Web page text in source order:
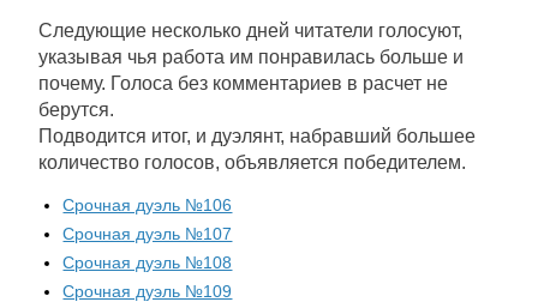
Следующие несколько дней читатели голосуют,
указывая чья работа им понравилась больше и
почему. Голоса без комментариев в расчет не
берутся.
Подводится итог, и дуэлянт, набравший большее
количество голосов, объявляется победителем.
Срочная дуэль №106
Срочная дуэль №107
Срочная дуэль №108
Срочная дуэль №109